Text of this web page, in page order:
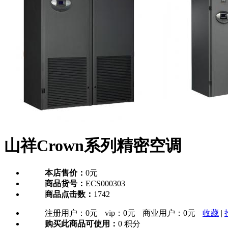
山祥Crown系列精密空调
本店售价： 0元
商品货号： ECS000303
商品点击数： 1742
注册用户： 0元 vip： 0元 商业用户： 0元 收藏 |
购买此商品可使用： 0 积分